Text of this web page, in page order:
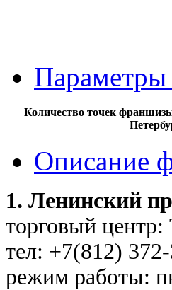
Количество точек
Описание
1. Ленинский
торговый
тел: +7(812)
режим работы: